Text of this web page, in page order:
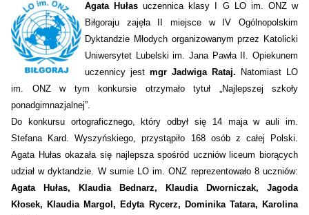
Agata Hułasuczennica klasy I GLO im. ONZ w
Biłgoraju zajęła
II miejsce w
IV Ogólnopolskim
Dyktandzie Młodychorganizowanym przez Katolicki
Uniwersytet Lubelski im. Jana Pawła II. Opiekunem
uczennicy jest mgr Jadwiga Rataj. Natomiast LO
im. ONZ w tym konkursie otrzymało tytuł „Najlepszej szkoły
ponadgimnazjalnej”.
Do konkursu ortograficznego, który odbył się 14 maja w auli im.
Stefana Kard. Wyszyńskiego, przystąpiło 168 osób z całej Polski.
Agata Hułas okazała się najlepsza spośród uczniów liceum biorących
udział w dyktandzie. W sumie LO im. ONZ reprezentowało 8 uczniów:
Agata Hułas, Klaudia Bednarz, Klaudia Dworniczak, Jagoda
Kłosek, Klaudia Margol, Edyta Rycerz, Dominika Tatara, Karolina